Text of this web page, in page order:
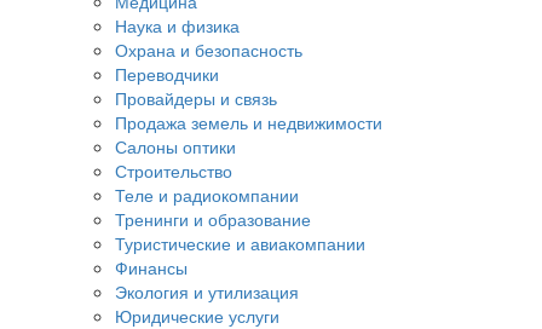
Наука и физика
Охрана и безопасность
Переводчики
Провайдеры и связь
Продажа земель и недвижимости
Салоны оптики
Строительство
Теле и радиокомпании
Тренинги и образование
Туристические и авиакомпании
Финансы
Экология и утилизация
Юридические услуги